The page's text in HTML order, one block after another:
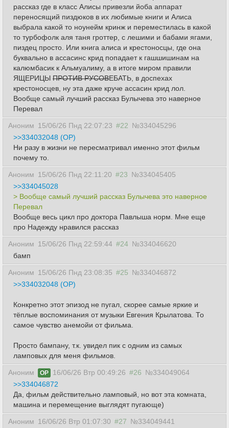
рассказ где в класс Алисы привезли йоба аппарат
переносящий пиздюков в их любимые книги и Алиса
выбрала какой то ноунейм кринж и переместилась в какой
то турбофолк аля таня гроттер, с лешими и бабами ягами,
пиздец просто. Или книга алиса и крестоносцы, где она
буквально в ассасинс крид попадает к гашшишинам на
калюмбасик к Альмуалиму, а в итоге миром правили
ЯЩЕРИЦЫ ПРОТИВ РУСОВЕБАТЬ, в доспехах
крестоносцев, ну эта даже круче ассасин крид лол.
Вообще самый лучший рассказ Булычева это наверное
Перевал
Аноним 15/06/26 Пнд 22:07:23 #22 №334045296
>>334032048 (OP)
Ни разу в жизни не пересматривал именно этот фильм
почему то.
Аноним 15/06/26 Пнд 22:11:20 #23 №334045405
>>334045028
> Вообще самый лучший рассказ Булычева это наверное
Перевал
Вообще весь цикл про доктора Павлыша норм. Мне еще
про Надежду нравился рассказ
Аноним 15/06/26 Пнд 22:59:44 #24 №334046620
бамп
Аноним 15/06/26 Пнд 23:08:35 #25 №334046872
>>334032048 (OP)
Конкретно этот эпизод не пугал, скорее самые яркие и
тёплые воспоминания от музыки Евгения Крылатова. То
самое чувство анемойи от фильма.
Просто бампану, т.к. увидел пик с одним из самых
ламповых для меня фильмов.
Аноним OP 16/06/26 Втр 00:49:26 #26 №334049064
>>334046872
Да, фильм действительно ламповый, но вот эта комната,
машина и перемещение выглядят пугающе)
Аноним 16/06/26 Втр 01:07:30 #27 №334049441